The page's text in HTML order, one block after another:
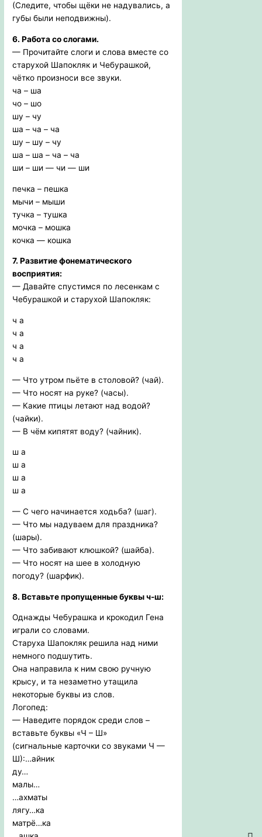
(Следите, чтобы щёки не надувались, а
губы были неподвижны).
6. Работа со слогами.
— Прочитайте слоги и слова вместе со
старухой Шапокляк и Чебурашкой,
чётко произноси все звуки.
ча – ша
чо – шо
шу – чу
ша – ча – ча
шу – шу – чу
ша – ша – ча – ча
ши – ши — чи — ши
печка – пешка
мычи – мыши
тучка – тушка
мочка – мошка
кочка — кошка
7. Развитие фонематического
восприятия:
— Давайте спустимся по лесенкам с
Чебурашкой и старухой Шапокляк:
ч а
ч а
ч а
ч а
— Что утром пьёте в столовой? (чай).
— Что носят на руке? (часы).
— Какие птицы летают над водой?
(чайки).
— В чём кипятят воду? (чайник).
ш а
ш а
ш а
ш а
— С чего начинается ходьба? (шаг).
— Что мы надуваем для праздника?
(шары).
— Что забивают клюшкой? (шайба).
— Что носят на шее в холодную
погоду? (шарфик).
8. Вставьте пропущенные буквы ч-ш:
Однажды Чебурашка и крокодил Гена
играли со словами.
Старуха Шапокляк решила над ними
немного подшутить.
Она направила к ним свою ручную
крысу, и та незаметно утащила
некоторые буквы из слов.
Логопед:
— Наведите порядок среди слов –
вставьте буквы «Ч – Ш»
(сигнальные карточки со звуками Ч —
Ш):…айник
ду…
малы…
…ахматы
лягу…ка
матрё…ка